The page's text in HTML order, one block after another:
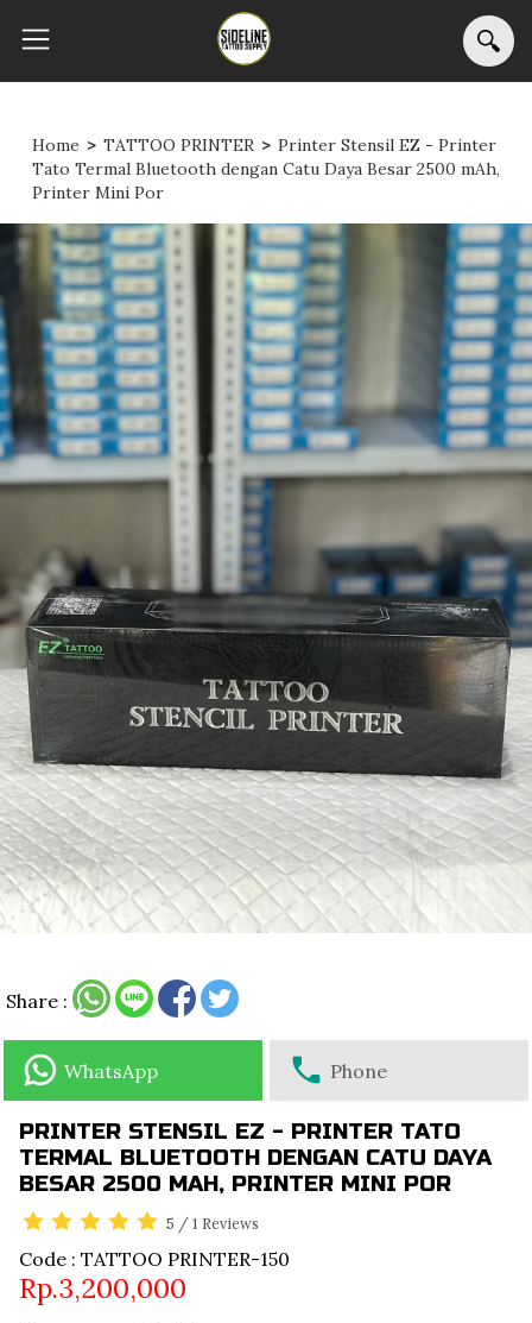
Home > TATTOO PRINTER > Printer Stensil EZ - Printer
Tato Termal Bluetooth dengan Catu Daya Besar 2500 mAh,
Printer Mini Por
Share :
WhatsApp Phone
PRINTER STENSIL EZ - PRINTER TATO
TERMAL BLUETOOTH DENGAN CATU DAYA
BESAR 2500 MAH, PRINTER MINI POR
5 /1 Reviews
Code : TATTOO PRINTER-150
Rp.3,200,000